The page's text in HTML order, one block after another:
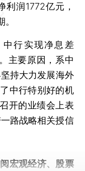
润1772亿元，
行实现净息差
主要原因，系中
持大力发展海外
中行特别好的机
开的业绩会上表
路战略相关授信
宏观经济、股票